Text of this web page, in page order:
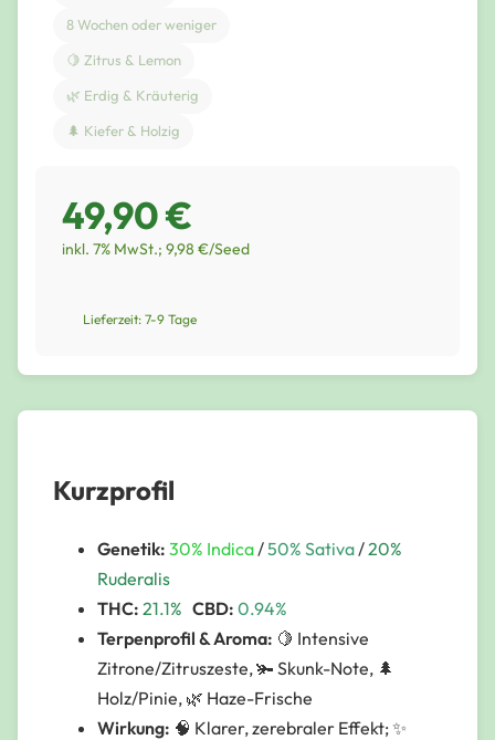
8 Wochen oder weniger
🍋 Zitrus & Lemon
🌿 Erdig & Kräuterig
🌲 Kiefer & Holzig
49,90 €
inkl. 7% MwSt.; 9,98 €/Seed
Lieferzeit: 7-9 Tage
Kurzprofil
Genetik: 30% Indica /50% Sativa /20%
Ruderalis
THC: 21.1% CBD: 0.94%
Terpenprofil & Aroma: 🍋 Intensive
Zitrone/Zitruszeste, 🫚 Skunk-Note, 🌲
Holz/Pinie, 🌿 Haze-Frische
Wirkung: 🧠 Klarer, zerebraler Effekt; ✨